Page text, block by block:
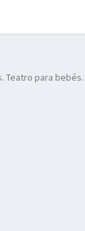
Teatro para